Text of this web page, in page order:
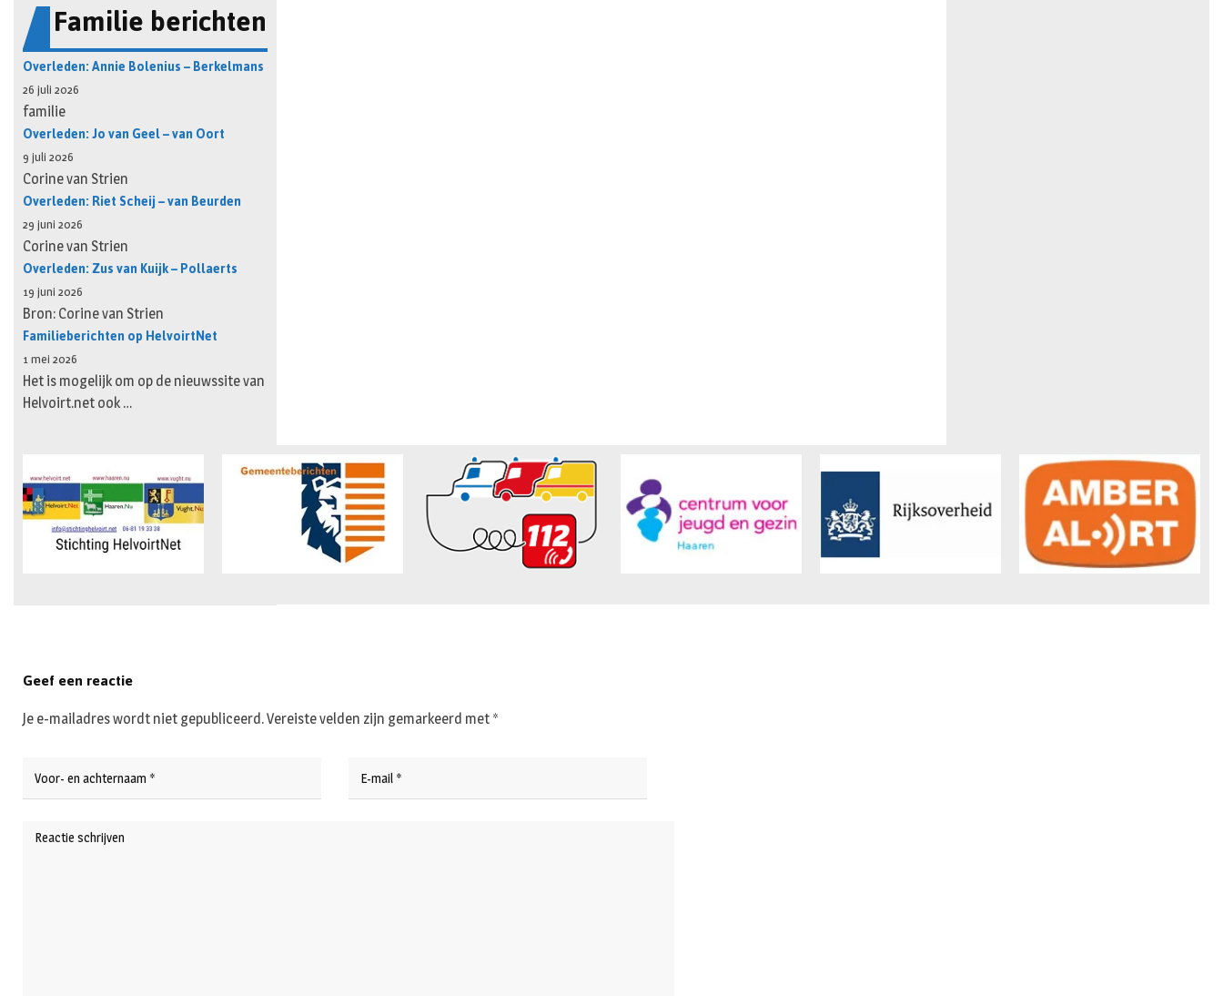
Familie berichten
Overleden: Annie Bolenius – Berkelmans
26 juli 2026
familie
Overleden: Jo van Geel – van Oort
9 juli 2026
Corine van Strien
Overleden: Riet Scheij – van Beurden
29 juni 2026
Corine van Strien
Overleden: Zus van Kuijk – Pollaerts
19 juni 2026
Bron: Corine van Strien
Familieberichten op HelvoirtNet
1 mei 2026
Het is mogelijk om op de nieuwssite van
Helvoirt.net ook …
Geef een reactie
Je e-mailadres wordt niet gepubliceerd.Vereiste velden zijn gemarkeerd met *